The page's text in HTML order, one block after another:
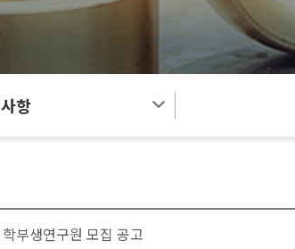
항
부생연구원 모집 공고